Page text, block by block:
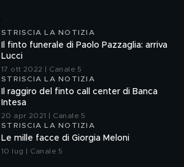
STRISCIA LA NOTIZIA
Il finto funerale di Paolo Pazzaglia: arriva
Lucci
17 ott 2022 | Canale 5
STRISCIA LA NOTIZIA
Il raggiro del finto call center di Banca
Intesa
20 apr 2021 | Canale 5
STRISCIA LA NOTIZIA
Le mille facce di Giorgia Meloni
10 lug | Canale 5